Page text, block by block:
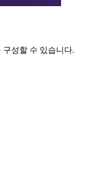
구성할 수 있습니다.